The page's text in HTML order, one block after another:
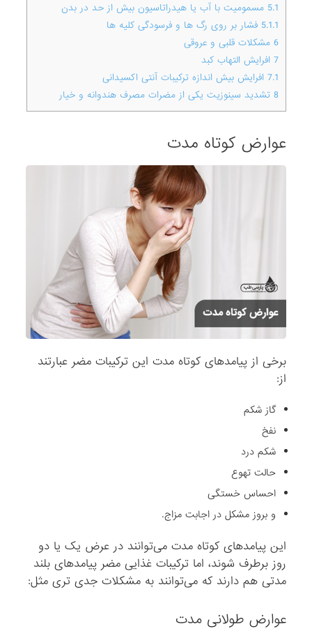
5.1 مسمومیت با آب یا هیدراتاسیون بیش از حد در بدن
5.1.1 فشار بر روی رگ ها و فرسودگی کلیه ها
6 مشکلات قلبی و عروقی
7 افرایش التهاب کبد
7.1 افرایش بیش اندازه ترکیبات آنتی اکسیدانی
8 تشدید سینوزیت یکی از مضرات مصرف هندوانه و خیار
عوارض کوتاه مدت
برخی از پیامدهای کوتاه مدت این ترکیبات مضر عبارتند
از:
گاز شکم
نفخ
شکم درد
حالت تهوع
احساس خستگی
و بروز مشکل در اجابت مزاج.
این پیامدهای کوتاه مدت می‌توانند در عرض یک یا دو
روز برطرف شوند، اما ترکیبات غذایی مضر پیامدهای بلند
مدتی هم دارند که می‌توانند به مشکلات جدی تری مثل:
عوارض طولانی مدت